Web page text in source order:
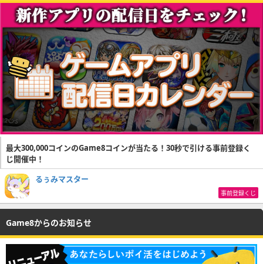
最大300,000コインのGame8コインが当たる！30秒で引ける事前登録く
じ開催中！
るぅみマスター
事前登録くじ
Game8からのお知らせ